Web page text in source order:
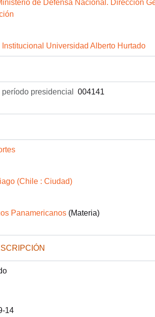
de Defensa Nacional. Dirección
Universidad Alberto Hurtado
presidencial 004141
(Chile : Ciudad)
Panamericanos(Materia)
14